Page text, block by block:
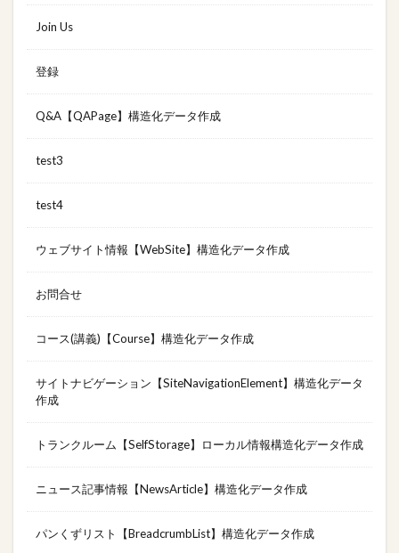
Join Us
登録
Q&A【QAPage】構造化データ作成
test3
test4
ウェブサイト情報【WebSite】構造化データ作成
お問合せ
コース(講義)【Course】構造化データ作成
サイトナビゲーション【SiteNavigationElement】構造化データ
作成
トランクルーム【SelfStorage】ローカル情報構造化データ作成
ニュース記事情報【NewsArticle】構造化データ作成
パンくずリスト【BreadcrumbList】構造化データ作成